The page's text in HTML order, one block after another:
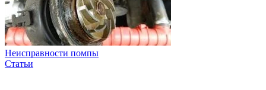
Неисправности помпы
Статьи